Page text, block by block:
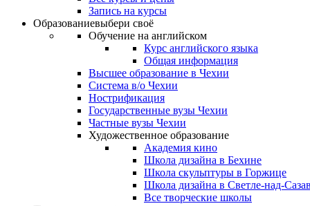
Запись на курсы
Образованиевыбери своё
Обучение на английском
Курс английского языка
Общая информация
Высшее образование в Чехии
Система в/о Чехии
Нострификация
Государственные вузы Чехии
Частные вузы Чехии
Художественное образование
Академия кино
Школа дизайна в Бехине
Школа скульптуры в Горжице
Школа дизайна в Светле-над-
Все творческие школы